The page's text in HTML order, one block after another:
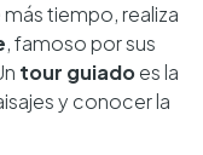
tiempo, realiza
, famoso por sus
tour guiadoes la
y conocer la